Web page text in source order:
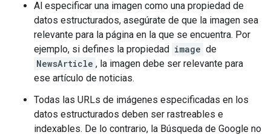
Al especificar una imagen como una propiedad de
datos estructurados, asegúrate de que la imagen sea
relevante para la página en la que se encuentra. Por
ejemplo, si defines la propiedad image de
NewsArticle , la imagen debe ser relevante para
ese artículo de noticias.
Todas las URLs de imágenes especificadas en los
datos estructurados deben ser rastreables e
indexables. De lo contrario, la Búsqueda de Google no